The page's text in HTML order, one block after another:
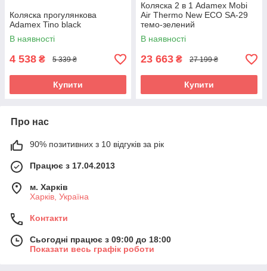
Коляска прогулянкова
Adamex Tino black
В наявності
4 538 ₴ 5 339 ₴
Купити
Коляска 2 в 1 Adamex Mobi
Air Thermo New ECO SA-29
темо-зелений
В наявності
23 663 ₴ 27 199 ₴
Купити
Про нас
90% позитивних з 10 відгуків за рік
Працює з 17.04.2013
м. Харків
Харків, Україна
Контакти
Сьогодні працює з 09:00 до 18:00
Показати весь графік роботи